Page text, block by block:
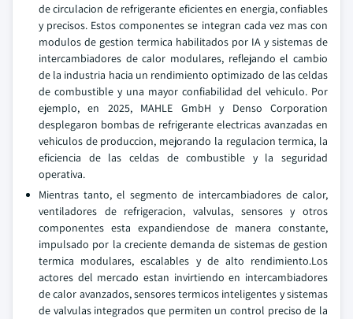
de circulacion de refrigerante eficientes en energia, confiables
y precisos. Estos componentes se integran cada vez mas con
modulos de gestion termica habilitados por IA y sistemas de
intercambiadores de calor modulares, reflejando el cambio
de la industria hacia un rendimiento optimizado de las celdas
de combustible y una mayor confiabilidad del vehiculo. Por
ejemplo, en 2025, MAHLE GmbH y Denso Corporation
desplegaron bombas de refrigerante electricas avanzadas en
vehiculos de produccion, mejorando la regulacion termica, la
eficiencia de las celdas de combustible y la seguridad
operativa.
Mientras tanto, el segmento de intercambiadores de calor,
ventiladores de refrigeracion, valvulas, sensores y otros
componentes esta expandiendose de manera constante,
impulsado por la creciente demanda de sistemas de gestion
termica modulares, escalables y de alto rendimiento.Los
actores del mercado estan invirtiendo en intercambiadores
de calor avanzados, sensores termicos inteligentes y sistemas
de valvulas integrados que permiten un control preciso de la